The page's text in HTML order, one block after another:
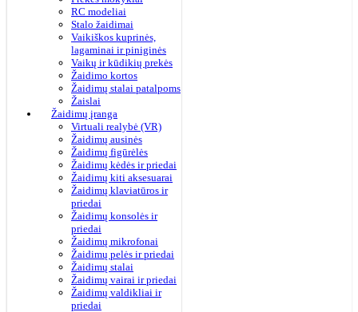
RC modeliai
Stalo žaidimai
Vaikiškos kuprinės,
lagaminai ir piniginės
Vaikų ir kūdikių prekės
Žaidimo kortos
Žaidimų stalai patalpoms
Žaislai
Žaidimų įranga
Virtuali realybė (VR)
Žaidimų ausinės
Žaidimų figūrėlės
Žaidimų kėdės ir priedai
Žaidimų kiti aksesuarai
Žaidimų klaviatūros ir
priedai
Žaidimų konsolės ir
priedai
Žaidimų mikrofonai
Žaidimų pelės ir priedai
Žaidimų stalai
Žaidimų vairai ir priedai
Žaidimų valdikliai ir
priedai